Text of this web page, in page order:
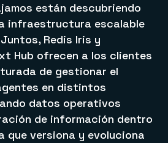
están descubriendo
infraestructura escalable
Redis Iris y
Hub ofrecen a los clientes
de gestionar el
en distintos
datos operativos
de información dentro
que versiona y evoluciona